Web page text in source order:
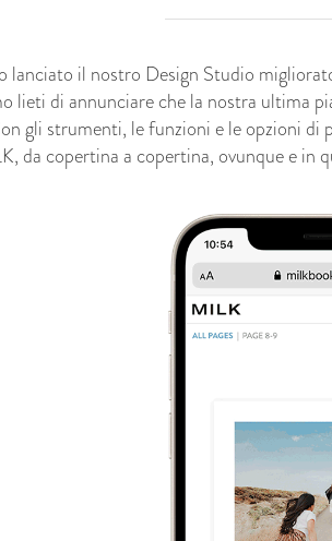
lanciato il nostro Design Studio
lieti di annunciare che la nostra ultima
gli strumenti, le funzioni e le opzioni
da copertina a copertina, ovunque e in